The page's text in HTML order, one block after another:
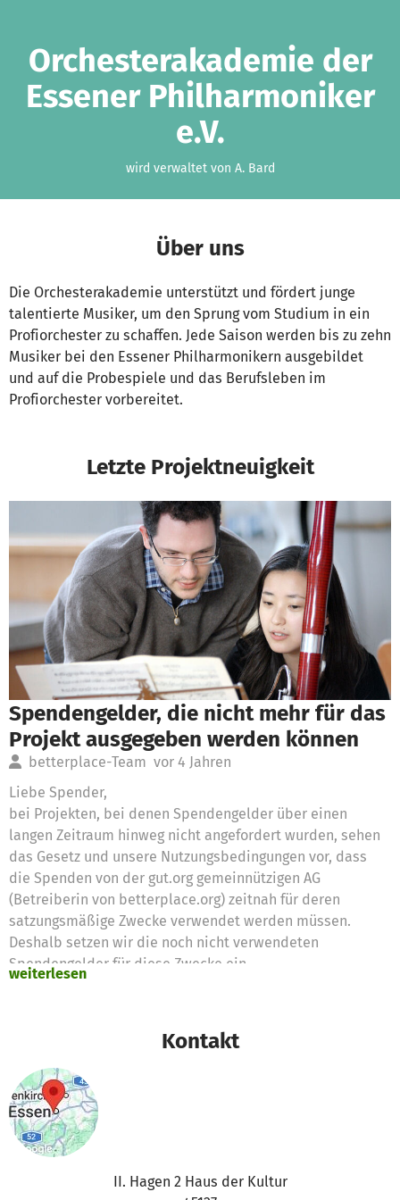
Orchesterakademie der
Essener Philharmoniker
e.V.
wird verwaltet von A. Bard
Über uns
Die Orchesterakademie unterstützt und fördert junge
talentierte Musiker, um den Sprung vom Studium in ein
Profiorchester zu schaffen. Jede Saison werden bis zu zehn
Musiker bei den Essener Philharmonikern ausgebildet
und auf die Probespiele und das Berufsleben im
Profiorchester vorbereitet.
Letzte Projektneuigkeit
Spendengelder, die nicht mehr für das
Projekt ausgegeben werden können
betterplace-Team vor 4 Jahren
Liebe Spender,
bei Projekten, bei denen Spendengelder über einen
langen Zeitraum hinweg nicht angefordert wurden, sehen
das Gesetz und unsere Nutzungsbedingungen vor, dass
die Spenden von der gut.org gemeinnützigen AG
(Betreiberin von betterplace.org) zeitnah für deren
satzungsmäßige Zwecke verwendet werden müssen.
Deshalb setzen wir die noch nicht verwendeten
Spendengelder für diese Zwecke ein
weiterlesen
Kontakt
II. Hagen 2 Haus der Kultur